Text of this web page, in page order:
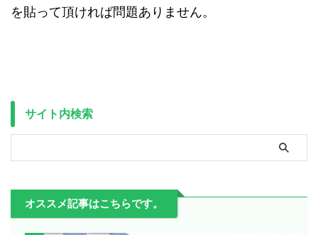
を貼って頂ければ問題ありません。
サイト内検索
オススメ記事はこちらです。